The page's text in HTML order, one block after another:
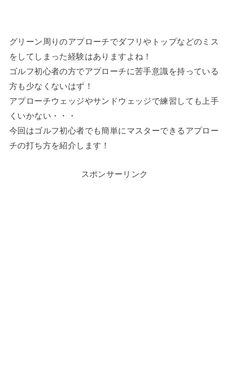
グリーン周りのアプローチでダフリやトップなどのミス
をしてしまった経験はありますよね！
ゴルフ初心者の方でアプローチに苦手意識を持っている
方も少なくないはず！
アプローチウェッジやサンドウェッジで練習しても上手
くいかない・・・
今回はゴルフ初心者でも簡単にマスターできるアプロー
チの打ち方を紹介します！
スポンサーリンク